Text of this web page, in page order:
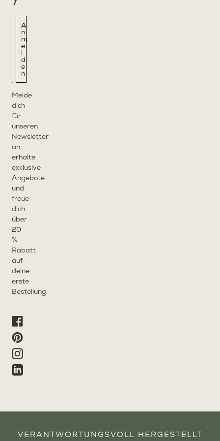
A
n
m
e
l
d
e
n
Melde
dich
für
unseren
Newsletter
an,
erhalte
exklusive
Angebote
und
freue
dich
über
20
%
Rabatt
auf
deine
erste
Bestellung.
Pinterest
Instagram
VERANTWORTUNGSVOLL HERGESTELLT